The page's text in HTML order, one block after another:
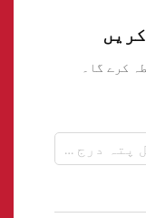
کرے گا۔